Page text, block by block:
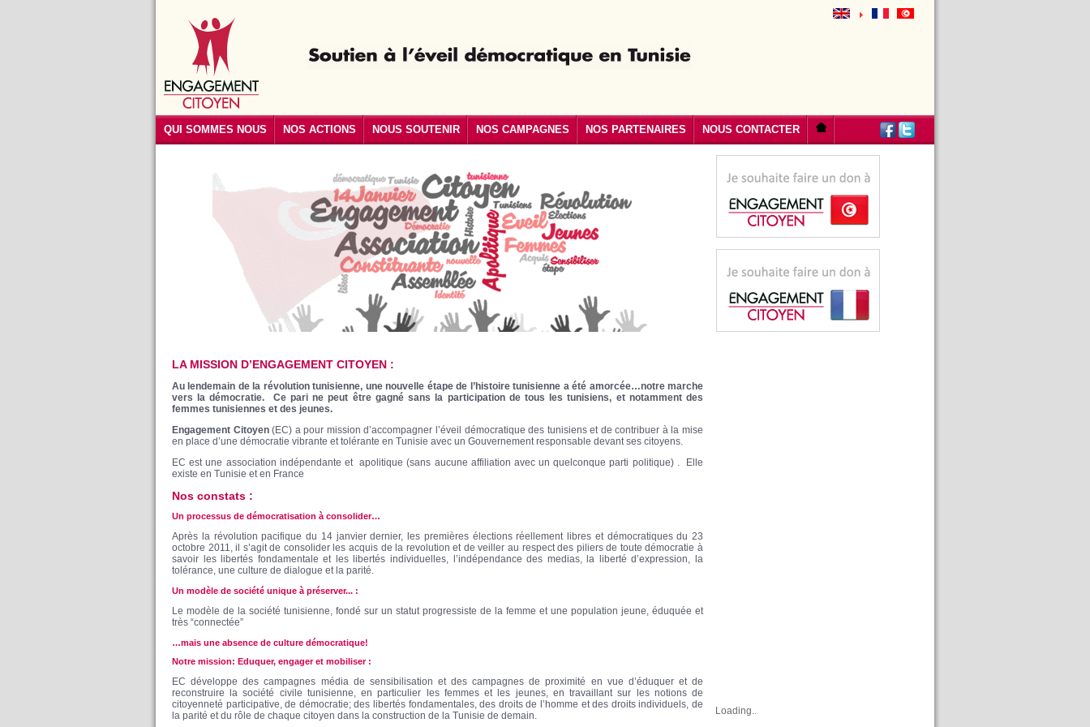
QUI SOMMES NOUS NOS ACTIONS NOUS SOUTENIR NOS CAMPAGNES NOS PARTENAIRES NOUS CONTACTER
LA MISSION D’ENGAGEMENT CITOYEN :
Au lendemain de la révolution tunisienne, une nouvelle étape de l’histoire tunisienne a été amorcée…notre marche
vers la démocratie. Ce pari ne peut être gagné sans la participation de tous les tunisiens, et notamment des
femmes tunisiennes et des jeunes.
Engagement Citoyen(EC) a pour mission d’accompagner l’éveil démocratique des tunisiens et de contribuer à la mise
en place d’une démocratie vibrante et tolérante en Tunisie avec un Gouvernement responsable devant ses citoyens.
EC est une association indépendante et apolitique (sans aucune affiliation avec un quelconque parti politique) . Elle
existe en Tunisie et en France
Nos constats :
Un processus de démocratisation à consolider…
Après la révolution pacifique du 14 janvier dernier, les premières élections réellement libres et démocratiques du 23
octobre 2011, il s’agit de consolider les acquis de la revolution et de veiller au respect des piliers de toute démocratie à
savoir les libertés fondamentale et les libertés individuelles, l’indépendance des medias, la liberté d’expression, la
tolérance, une culture de dialogue et la parité.
Un modèle de société unique à préserver... :
Le modèle de la société tunisienne, fondé sur un statut progressiste de la femme et une population jeune, éduquée et
très “connectée”
…mais une absence de culture démocratique!
Notre mission: Eduquer, engager et mobiliser :
EC développe des campagnes média de sensibilisation et des campagnes de proximité en vue d’éduquer et de
reconstruire la société civile tunisienne, en particulier les femmes et les jeunes, en travaillant sur les notions de
citoyenneté participative, de démocratie; des libertés fondamentales, des droits de l’homme et des droits individuels, de
la parité et du rôle de chaque citoyen dans la construction de la Tunisie de demain.
Loading..